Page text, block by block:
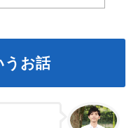
うお話